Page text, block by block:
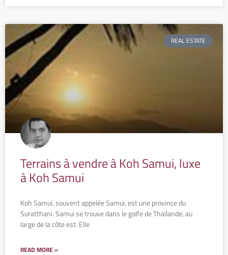
REAL ESTATE
Terrains à vendre à Koh Samui, luxe
à Koh Samui
Koh Samui, souvent appelée Samui, est une province du
Suratthani. Samui se trouve dans le golfe de Thaïlande, au
large de la côte est. Elle
READ MORE »